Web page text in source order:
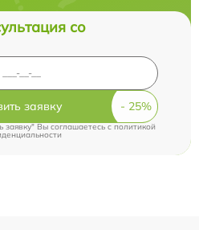
со
заявку
заявку" Вы соглашаетесь cполитикой